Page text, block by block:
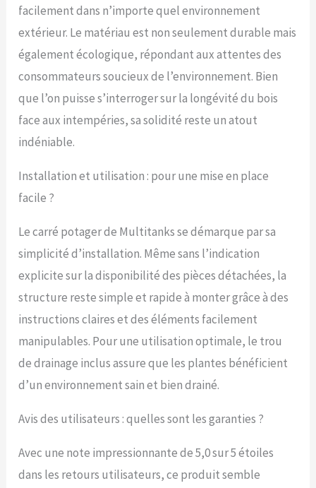
facilement dans n’importe quel environnement
extérieur. Le matériau est non seulement durable mais
également écologique, répondant aux attentes des
consommateurs soucieux de l’environnement. Bien
que l’on puisse s’interroger sur la longévité du bois
face aux intempéries, sa solidité reste un atout
indéniable.
Installation et utilisation : pour une mise en place
facile ?
Le carré potager de Multitanks se démarque par sa
simplicité d’installation. Même sans l’indication
explicite sur la disponibilité des pièces détachées, la
structure reste simple et rapide à monter grâce à des
instructions claires et des éléments facilement
manipulables. Pour une utilisation optimale, le trou
de drainage inclus assure que les plantes bénéficient
d’un environnement sain et bien drainé.
Avis des utilisateurs : quelles sont les garanties ?
Avec une note impressionnante de 5,0 sur 5 étoiles
dans les retours utilisateurs, ce produit semble